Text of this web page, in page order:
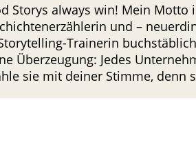
Storys always win! Mein Motto
und –
Trainerin
Überzeugung: Jedes
sie mit deiner Stimme, denn